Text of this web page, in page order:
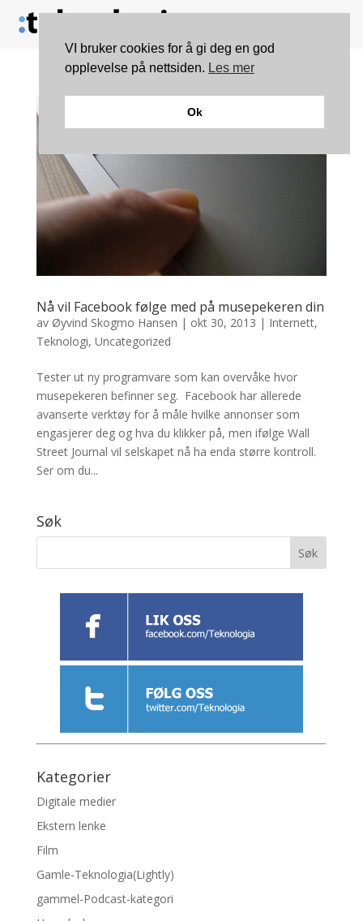
Nå vil Facebook følge med på musepekeren din
av Øyvind Skogmo Hansen | okt 30, 2013 | Internett,
Teknologi, Uncategorized
Tester ut ny programvare som kan overvåke hvor
musepekeren befinner seg. Facebook har allerede
avanserte verktøy for å måle hvilke annonser som
engasjerer deg og hva du klikker på, men ifølge Wall
Street Journal vil selskapet nå ha enda større kontroll.
Ser om du...
Søk
Kategorier
Digitale medier
Ekstern lenke
Film
Gamle-Teknologia(Lightly)
gammel-Podcast-kategori
VI bruker cookies for å gi deg en god
opplevelse på nettsiden. Les mer
Ok